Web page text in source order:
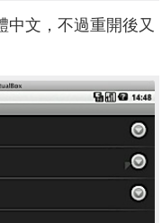
文，不過重開後又